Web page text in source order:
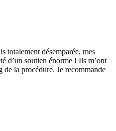
totalement désemparée, mes
d’un soutien énorme ! Ils m’ont
de la procédure. Je recommande